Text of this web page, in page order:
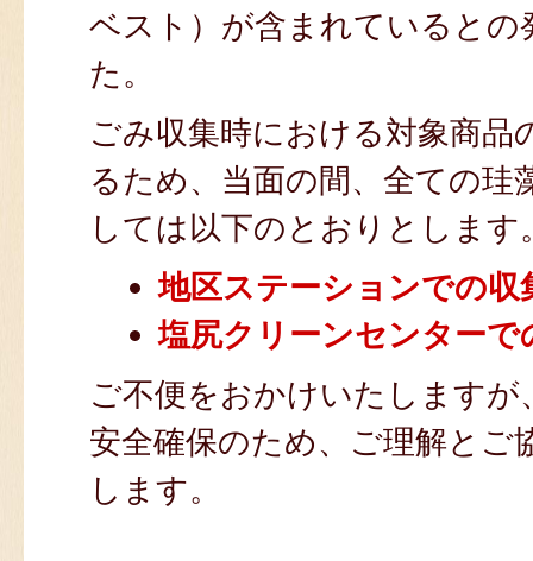
ベスト）が含まれているとの
た。
ごみ収集時における対象商品
るため、当面の間、全ての珪
しては以下のとおりとします
地区ステーションでの収
塩尻クリーンセンターで
ご不便をおかけいたしますが
安全確保のため、ご理解とご
します。